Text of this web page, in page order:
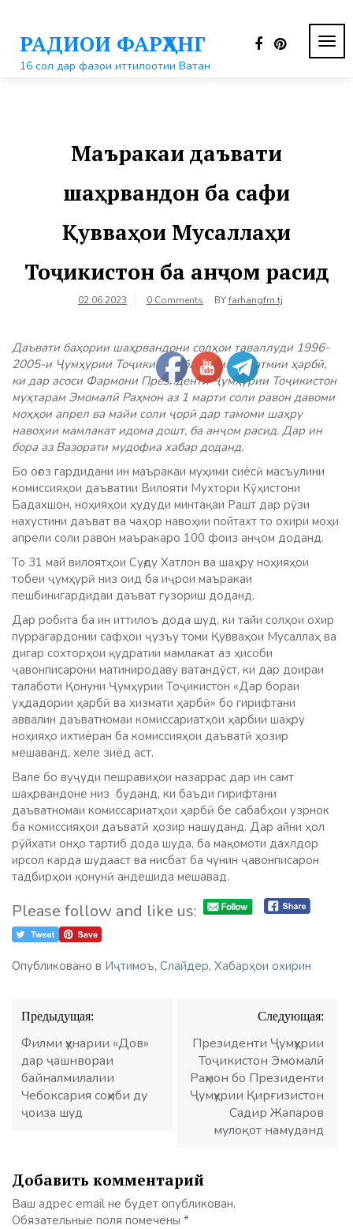
контентуРАДИОИ ФАРҲАНГ
16 сол дар фазои иттилоотии Ватан
Маъракаи даъвати
шаҳрвандон ба сафи
Қувваҳои Мусаллаҳи
Тоҷикистон ба анҷом расид
02.06.2023 0 Comments BYfarhangfm.tj
Даъвати баҳории шаҳрвандони солҳои таваллуди 1996-
2005-и Ҷумҳурии Тоҷикистон ба хизмати ҳатмии ҳарбӣ,
ки дар асоси Фармони Президенти Ҷумҳурии Тоҷикистон
муҳтарам Эмомалӣ Раҳмон аз 1 марти соли равон давоми
моҳҳои апрел ва майи соли ҷорӣ дар тамоми шаҳру
навоҳии мамлакат идома дошт, ба анҷом расид. Дар ин
бора аз Вазорати мудофиа хабар доданд.
Бо оғоз гардидани ин маъракаи муҳими сиёсӣ масъулини
комиссияҳои даъватии Вилояти Мухтори Кӯҳистони
Бадахшон, ноҳияҳои ҳудуди минтақаи Рашт дар рӯзи
нахустини даъват ва чаҳор навоҳии пойтахт то охири моҳи
апрели соли равон маъракаро 100 фоиз анҷом доданд.
То 31 май вилоятҳои Суғду Хатлон ва шаҳру ноҳияҳои
тобеи ҷумҳурӣ низ оид ба иҷрои маъракаи
пешбинигардидаи даъват гузориш доданд.
Дар робита ба ин иттилоъ дода шуд, ки тайи солҳои охир
пуррагардонии сафҳои ҷузъу томи Қувваҳои Мусаллаҳ ва
дигар сохторҳои қудратии мамлакат аз ҳисоби
ҷавонписарони матиниродаву ватандӯст, ки дар доираи
талаботи Қонуни Ҷумҳурии Тоҷикистон «Дар бораи
уҳдадории ҳарбӣ ва хизмати ҳарбӣ» бо гирифтани
аввалин даъватномаи комиссариатҳои ҳарбии шаҳру
ноҳияҳо ихтиёран ба комиссияҳои даъватӣ ҳозир
мешаванд, хеле зиёд аст.
Вале бо вуҷуди пешравиҳои назаррас дар ин самт
шаҳрвандоне низ буданд, ки баъди гирифтани
даъватномаи комиссариатҳои ҳарбӣ бе сабабҳои узрнок
ба комиссияҳои даъватӣ ҳозир нашуданд. Дар айни ҳол
рӯйхати онҳо тартиб дода шуда, ба мақомоти дахлдор
ирсол карда шудааст ва нисбат ба чунин ҷавонписарон
тадбирҳои қонунӣ андешида мешавад.
Please follow and like us:
Опубликовано в Иҷтимоъ, Слайдер, Хабарҳои охирин
Навигация
по
записям
Предыдущая:
Филми ҳунарии «Дов»
дар ҷашнвораи
байналмилалии
Чебоксария соҳиби ду
ҷоиза шуд
Следующая:
Президенти Ҷумҳурии
Тоҷикистон Эмомалӣ
Раҳмон бо Президенти
Ҷумҳурии Қирғизистон
Садир Жапаров
мулоқот намуданд
Добавить комментарий
Ваш адрес email не будет опубликован.
Обязательные поля помечены *